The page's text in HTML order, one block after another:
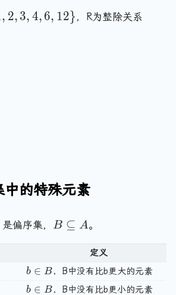
, 2, 3, 4, 6, 12} ，R为整除关系
的特殊元素
是偏序集， B
B ⊆ A。
定义
b \in B
b ∈ B，B中没有比b更大的元素
b \in B
b ∈ B，B中没有比b更小的元素